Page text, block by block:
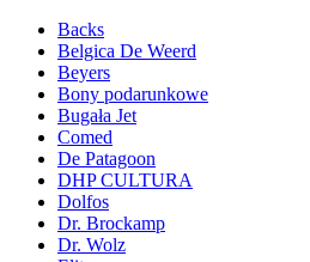
Backs
Belgica De Weerd
Beyers
Bony podarunkowe
Bugała Jet
Comed
De Patagoon
DHP CULTURA
Dolfos
Dr. Brockamp
Dr. Wolz